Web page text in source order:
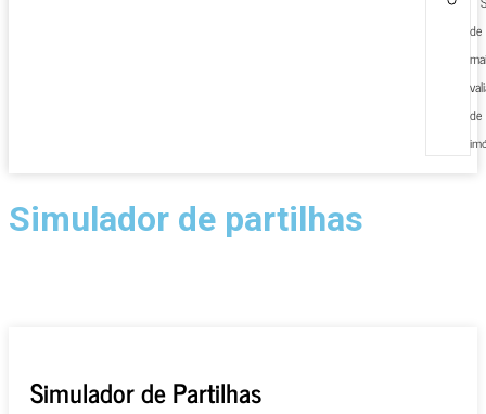
de
de
Simulador de partilhas
Simulador de Partilhas